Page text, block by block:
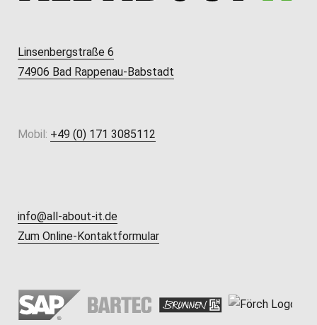
Linsenbergstraße 6
74906 Bad Rappenau-Babstadt
Mobil: +49 (0) 171 3085112
info@all-about-it.de
Zum Online-Kontaktformular